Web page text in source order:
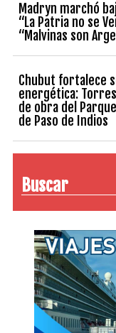
Madryn marchó
“La Patria no se
“Malvinas son
Chubut fortalece
energética:
de obra del
de Paso de Indios
Buscar